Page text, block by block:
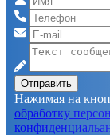
Отправить
Нажимая на
обработку